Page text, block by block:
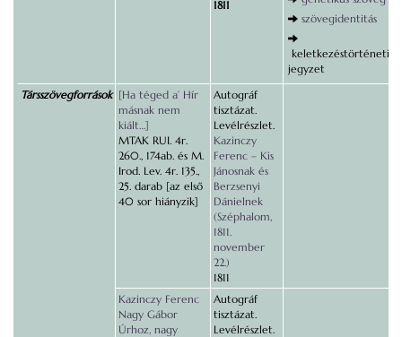
1811
szövegidentitás
keletkezéstörténeti
jegyzet
Társszövegforrások [Ha téged a’ Hír
másnak nem
kiált…]
MTAK RUI. 4r.
260., 174ab. és M.
Irod. Lev. 4r. 135.,
25. darab [az első
40 sor hiányzik]
Autográf
tisztázat.
Levélrészlet.
Kazinczy
Ferenc – Kis
Jánosnak és
Berzsenyi
Dánielnek
(Széphalom,
1811.
november
22.)
1811
Kazinczy Ferenc
Nagy Gábor
Úrhoz, nagy
Autográf
tisztázat.
Levélrészlet.